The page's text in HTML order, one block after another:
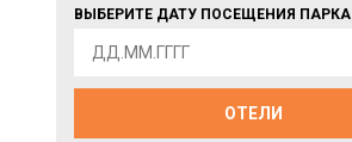
ВЫБЕРИТЕ ДАТУ ПОСЕЩЕНИЯ ПАРКА
ОТЕЛИ